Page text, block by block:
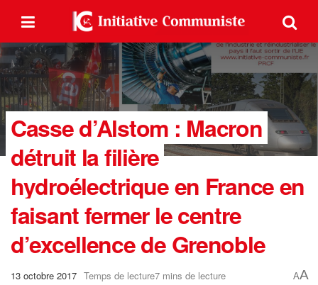
Casse d’Alstom : Macron
détruit la filière
hydroélectrique en France en
faisant fermer le centre
d’excellence de Grenoble
13 octobre 2017 Temps de lecture7 mins de lecture AA